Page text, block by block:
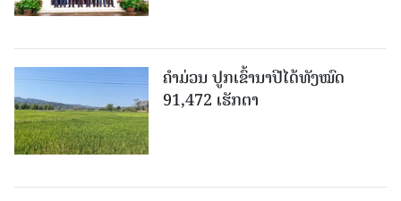
ຄໍາມ່ວນ ປູກເຂົ້ານາປີໄດ້ທັງໝົດ
91,472 ເຮັກຕາ